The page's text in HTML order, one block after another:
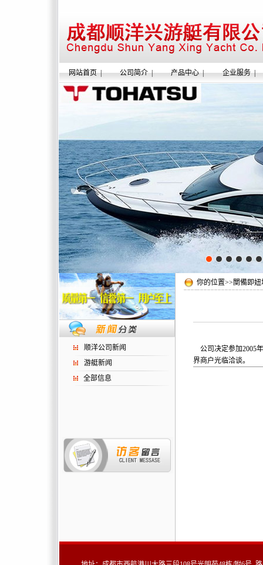
网站首页| 公司简介| 产品中心| 企业服务|
顺洋公司新闻
游艇新闻
全部信息
你的位置>>閺備即
公司决定参加2005
界商户光临洽谈。